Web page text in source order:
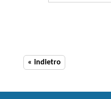
« indietro